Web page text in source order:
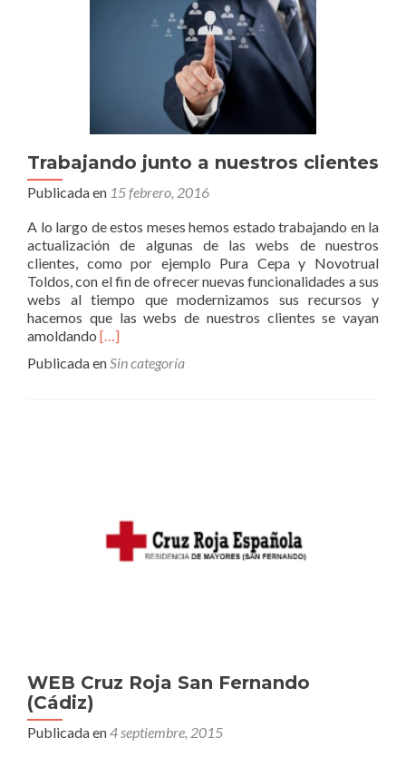
Trabajando junto a nuestros clientes
Publicada en 15 febrero, 2016
A lo largo de estos meses hemos estado trabajando en la
actualización de algunas de las webs de nuestros
clientes, como por ejemplo Pura Cepa y Novotrual
Toldos, con el fin de ofrecer nuevas funcionalidades a sus
webs al tiempo que modernizamos sus recursos y
hacemos que las webs de nuestros clientes se vayan
amoldando Leer
junto
[…]
Publicada enSin categoría
WEB Cruz Roja San Fernando
(Cádiz)
Publicada en4 septiembre, 2015